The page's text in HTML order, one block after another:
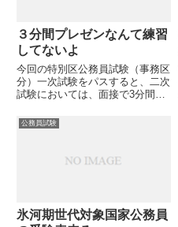
３分間プレゼンなんて練習
してないよ
今回の特別区公務員試験（事務区
分）一次試験をパスすると、二次
試験においては、面接で3分間プ
こでいう、プレゼンってのは、要
は、公務員として雇ってもらうた
して買ってもらう行為です。こ
公務員試験
氷河期世代対象国家公務員